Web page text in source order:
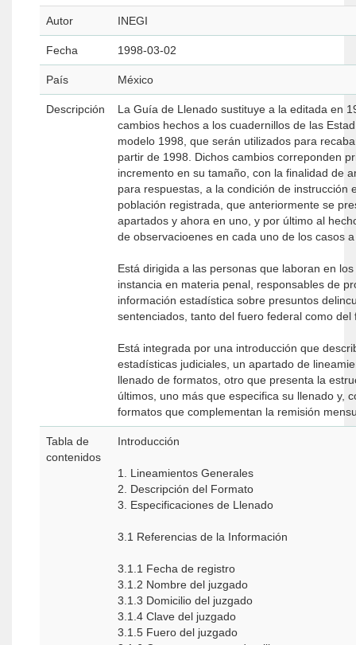
Autor INEGI
Fecha 1998-03-02
País México
Descripción
La Guía de Llenado sustituye a la editada en
cambios hechos a los cuadernillos de las
modelo 1998, que serán utilizados para
partir de 1998. Dichos cambios correponden
incremento en su tamaño, con la finalidad de
para respuestas, a la condición de instrucción
población registrada, que anteriormente se
apartados y ahora en uno, y por último al
de observacioenes en cada uno de los casos
Está dirigida a las personas que laboran en
instancia en materia penal, responsables de
información estadística sobre presuntos
sentenciados, tanto del fuero federal como del
Está integrada por una introducción que
estadísticas judiciales, un apartado de
llenado de formatos, otro que presenta la
últimos, uno más que especifica su llenado y,
formatos que complementan la remisión
Tabla de
contenidos
Introducción
1. Lineamientos Generales
2. Descripción del Formato
3. Especificaciones de Llenado
3.1 Referencias de la Información
3.1.1 Fecha de registro
3.1.2 Nombre del juzgado
3.1.3 Domicilio del juzgado
3.1.4 Clave del juzgado
3.1.5 Fuero del juzgado